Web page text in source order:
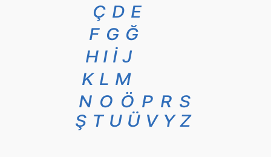
Ç D E
F G Ğ
H I İ J
K L M
N O Ö P R S
Ş T U Ü V Y Z